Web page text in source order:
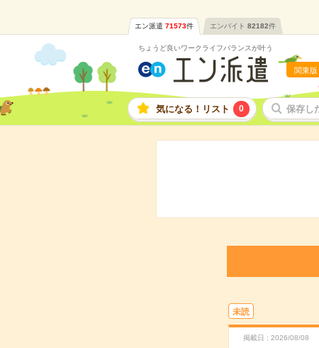
エン派遣 71573件 エンバイト 82182件
ちょうど良いワークライフバランスが叶う
関東版
気になる！リスト 0 保存し
未読
掲載日 2026/08/08